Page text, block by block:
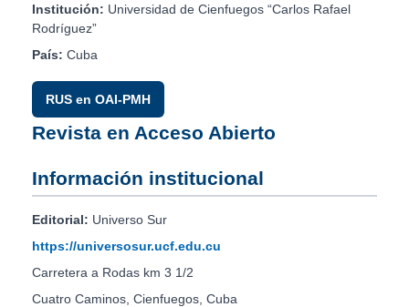
Institución: Universidad de Cienfuegos “Carlos Rafael
Rodríguez”
País: Cuba
RUS en OAI-PMH
Revista en Acceso Abierto
Información institucional
Editorial: Universo Sur
https://universosur.ucf.edu.cu
Carretera a Rodas km 3 1/2
Cuatro Caminos, Cienfuegos, Cuba